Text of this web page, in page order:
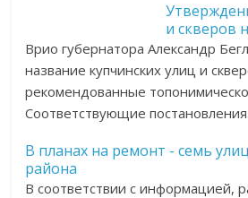
и скверов
Врио губернатора Александр
название купчинских улиц и
рекомендованные
Соответствующие
В планах на ремонт - семь
района
В соответствии с информацией,